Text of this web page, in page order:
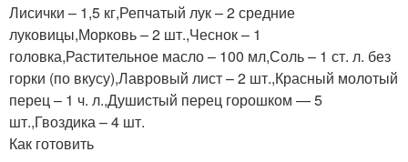
Лисички – 1,5 кг,Репчатый лук – 2 средние
луковицы,Морковь – 2 шт.,Чеснок – 1
головка,Растительное масло – 100 мл,Соль – 1 ст. л. без
горки (по вкусу),Лавровый лист – 2 шт.,Красный молотый
перец – 1 ч. л.,Душистый перец горошком — 5
шт.,Гвоздика – 4 шт.
Как готовить